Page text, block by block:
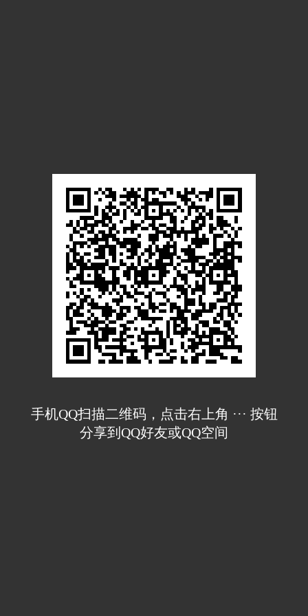
手机QQ扫描二维码，点击右上角 ··· 按钮
分享到QQ好友或QQ空间